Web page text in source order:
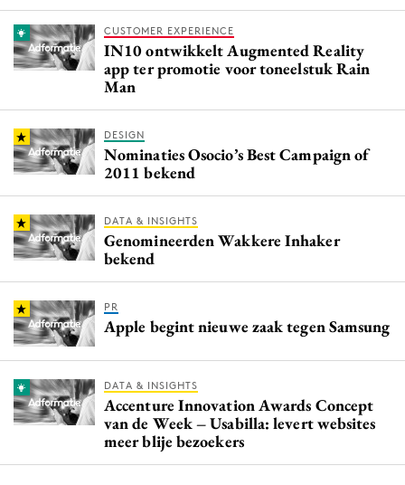
CUSTOMER EXPERIENCE
IN10 ontwikkelt Augmented Reality
app ter promotie voor toneelstuk Rain
Man
DESIGN
Nominaties Osocio’s Best Campaign of
2011 bekend
DATA & INSIGHTS
Genomineerden Wakkere Inhaker
bekend
PR
Apple begint nieuwe zaak tegen Samsung
DATA & INSIGHTS
Accenture Innovation Awards Concept
van de Week – Usabilla: levert websites
meer blije bezoekers